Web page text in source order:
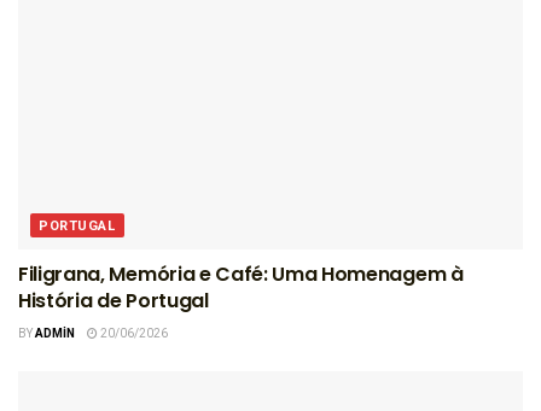
PORTUGAL
Filigrana, Memória e Café: Uma Homenagem à
História de Portugal
BYADMIN 20/06/2026